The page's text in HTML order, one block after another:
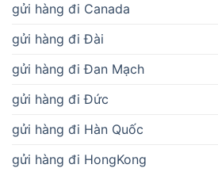
gửi hàng đi Canada
gửi hàng đi Đài
gửi hàng đi Đan Mạch
gửi hàng đi Đức
gửi hàng đi Hàn Quốc
gửi hàng đi HongKong